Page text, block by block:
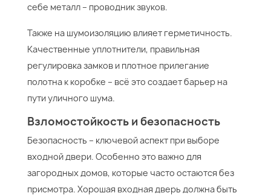
себе металл – проводник звуков.
Также на шумоизоляцию влияет герметичность.
Качественные уплотнители, правильная
регулировка замков и плотное прилегание
полотна к коробке – всё это создает барьер на
пути уличного шума.
Взломостойкость и безопасность
Безопасность – ключевой аспект при выборе
входной двери. Особенно это важно для
загородных домов, которые часто остаются без
присмотра. Хорошая входная дверь должна быть